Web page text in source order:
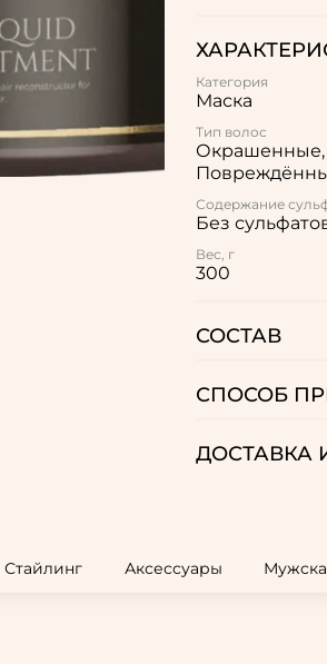
Категория
Маска
Тип волос
Окрашенные,
Содержание
Без
Вес, г
300
СОСТАВ
СПОСОБ
ДОСТАВКА
Стайлинг Аксессуары